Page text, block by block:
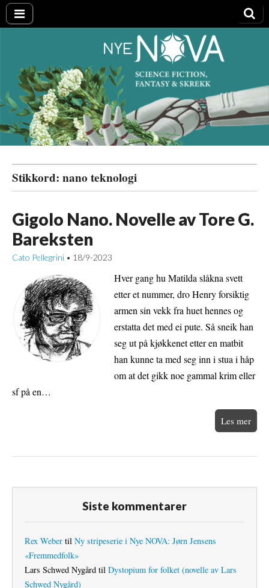
Nye NOVA
Stikkord: nano teknologi
Gigolo Nano. Novelle av Tore G.
Bareksten
Cato Pellegrini • 18/9-2023
Hver gang hu Matilda slåkna svett
etter et nummer, dro Henry forsiktig
armen sin vekk fra huet hennes og
erstatta det med ei pute. Så sneik han
seg ut på kjøkkenet etter en matbit
han kunne ta med seg inn i stua i håp
om at det gikk noe gammal krim eller
sf på en…
Les mer
Siste kommentarer
Rex Weber til Ny stripeserie i Nye NOVA: Jørn Jensens
«Fremmedfolk»
Lars Schwed Nygård til Dystopium for folket (novelle av Lars
Schwed Nygård)